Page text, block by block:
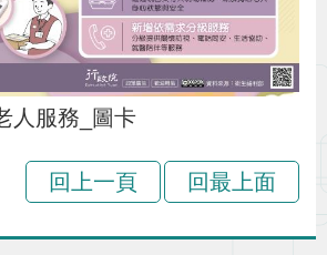
人服務_圖卡
回上一頁 回最上面